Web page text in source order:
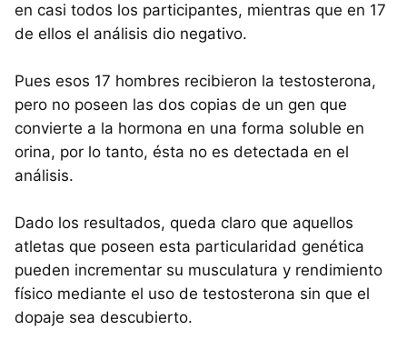
en casi todos los participantes, mientras que en 17
de ellos el análisis dio negativo.
Pues esos 17 hombres recibieron la testosterona,
pero no poseen las dos copias de un gen que
convierte a la hormona en una forma soluble en
orina, por lo tanto, ésta no es detectada en el
análisis.
Dado los resultados, queda claro que aquellos
atletas que poseen esta particularidad genética
pueden incrementar su musculatura y rendimiento
físico mediante el uso de testosterona sin que el
dopaje sea descubierto.